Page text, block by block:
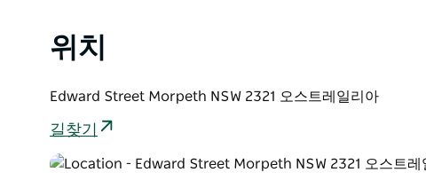
위치
Edward Street Morpeth NSW 2321 오스트레일리아
길찾기